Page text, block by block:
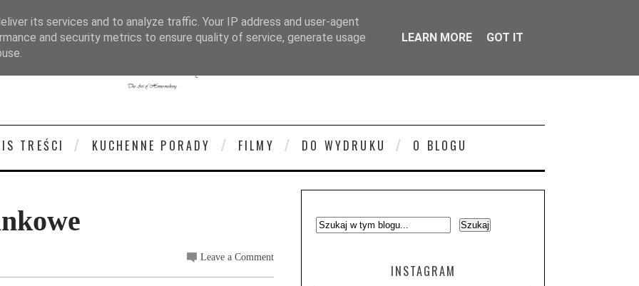
TREŚCI KUCHENNE PORADY FILMY DO WYDRUKU O BLOGU
Leave a Comment
INSTAGRAM
its services and to analyze traffic. Your IP address and user-agent
and security metrics to ensure quality of service, generate usage
LEARN MORE GOT IT